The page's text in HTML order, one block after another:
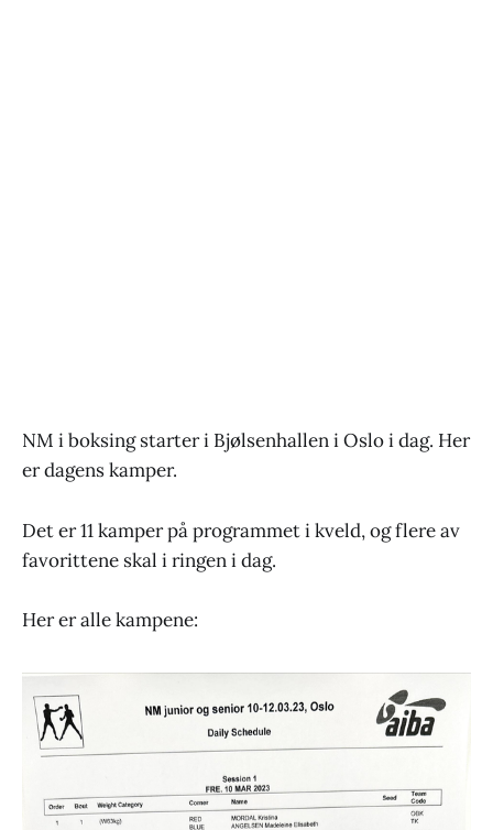
NM i boksing starter i Bjølsenhallen i Oslo i dag. Her
er dagens kamper.
Det er 11 kamper på programmet i kveld, og flere av
favorittene skal i ringen i dag.
Her er alle kampene: